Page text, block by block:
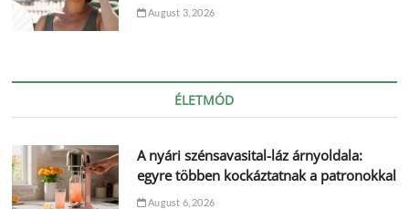
August 3, 2026
ÉLETMÓD
A nyári szénsavasital-láz árnyoldala:
egyre többen kockáztatnak a patronokkal
August 6, 2026